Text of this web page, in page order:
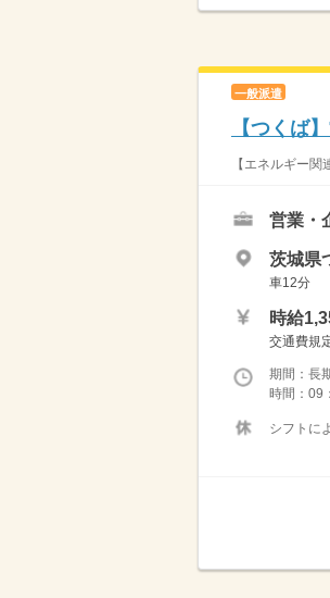
一般派遣
【つくば
【エネルギー
営業・
茨城県
車12分
時給
交通費規
期間：
時間：09
シフトに